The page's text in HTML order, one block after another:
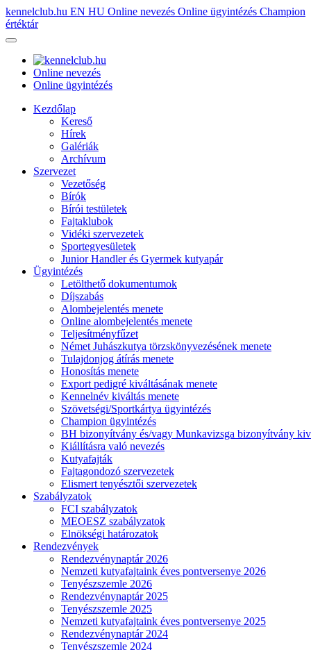
kennelclub.hu EN HU Online nevezés Online ügyintézés Champion
értéktár
Online nevezés
Online ügyintézés
Kezdőlap
Kereső
Hírek
Galériák
Archívum
Szervezet
Vezetőség
Bírók
Bírói testületek
Fajtaklubok
Vidéki szervezetek
Sportegyesületek
Junior Handler és Gyermek kutyapár
Ügyintézés
Letölthető dokumentumok
Díjszabás
Alombejelentés menete
Online alombejelentés menete
Teljesítményfűzet
Német Juhászkutya törzskönyvezésének menete
Tulajdonjog átírás menete
Honosítás menete
Export pedigré kiváltásának menete
Kennelnév kiváltás menete
Szövetségi/Sportkártya ügyintézés
Champion ügyintézés
BH bizonyítvány és/vagy Munkavizsga bizonyítvány
Kiállításra való nevezés
Kutyafajták
Fajtagondozó szervezetek
Elismert tenyésztői szervezetek
Szabályzatok
FCI szabályzatok
MEOESZ szabályzatok
Elnökségi határozatok
Rendezvények
Rendezvénynaptár 2026
Nemzeti kutyafajtaink éves pontversenye 2026
Tenyészszemle 2026
Rendezvénynaptár 2025
Tenyészszemle 2025
Nemzeti kutyafajtaink éves pontversenye 2025
Rendezvénynaptár 2024
Tenyészszemle 2024